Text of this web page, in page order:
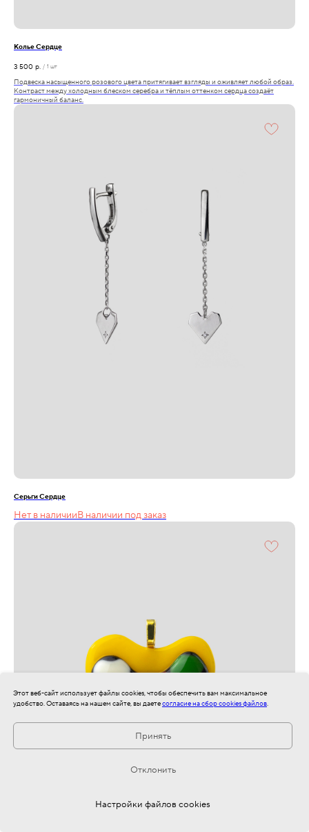
Колье Сердце
3 500 р. / 1 шт
Подвеска насыщенного розового цвета притягивает взгляды и оживляет любой образ.
Контраст между холодным блеском серебра и тёплым оттенком сердца создаёт
гармоничный баланс.
Серьги Сердце
Нет в наличии
Этот веб-сайт использует файлы cookies, чтобы обеспечить вам максимальное
удобство. Оставаясь на нашем сайте, вы даетесогласие на сбор cookies файлов.
Принять
Отклонить
Настройки файлов cookies
Остались вопросы? Напишите нам!